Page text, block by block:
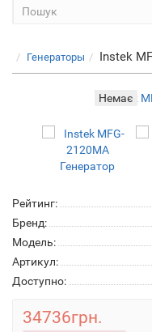
Генераторы Instek
Немає
Рейтинг:
Бренд:
Модель:
Артикул:
Доступно:
34736грн.